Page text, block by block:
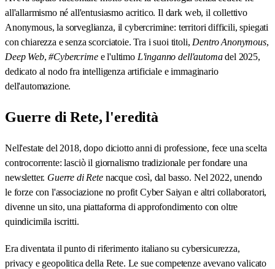
all'allarmismo né all'entusiasmo acritico. Il dark web, il collettivo
Anonymous, la sorveglianza, il cybercrimine: territori difficili, spiegati
con chiarezza e senza scorciatoie. Tra i suoi titoli, Dentro Anonymous,
Deep Web,#Cybercrimee l'ultimo L'inganno dell'automadel 2025,
dedicato al nodo fra intelligenza artificiale e immaginario
dell'automazione.
Guerre di Rete, l'eredità
Nell'estate del 2018, dopo diciotto anni di professione, fece una scelta
controcorrente: lasciò il giornalismo tradizionale per fondare una
newsletter. Guerre di Retenacque così, dal basso. Nel 2022, unendo
le forze con l'associazione no profit Cyber Saiyan e altri collaboratori,
divenne un sito, una piattaforma di approfondimento con oltre
quindicimila iscritti.
Era diventata il punto di riferimento italiano su cybersicurezza,
privacy e geopolitica della Rete. Le sue competenze avevano valicato